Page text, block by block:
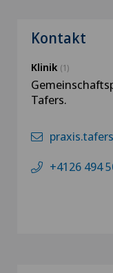
Kontakt
Klinik (1)
Tafers.
+4126 494